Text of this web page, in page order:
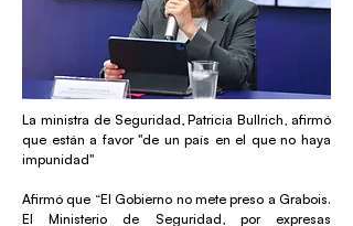
La ministra de Seguridad, Patricia Bullrich, afirmó
que están a favor "de un país en el que no haya
impunidad"
Afirmó que “El Gobierno no mete preso a Grabois.
El Ministerio de Seguridad, por expresas